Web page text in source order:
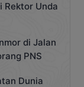
Rektor Unda
di Jalan
PNS
Dunia